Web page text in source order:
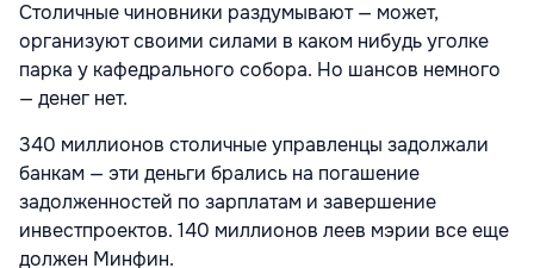
Столичные чиновники раздумывают — может,
организуют своими силами в каком нибудь уголке
парка у кафедрального собора. Но шансов немного
— денег нет.
340 миллионов столичные управленцы задолжали
банкам — эти деньги брались на погашение
задолженностей по зарплатам и завершение
инвестпроектов. 140 миллионов леев мэрии все еще
должен Минфин.